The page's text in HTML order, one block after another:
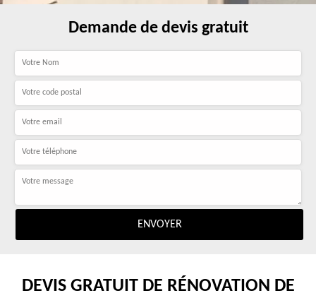
Demande de devis gratuit
DEVIS GRATUIT DE RÉNOVATION DE